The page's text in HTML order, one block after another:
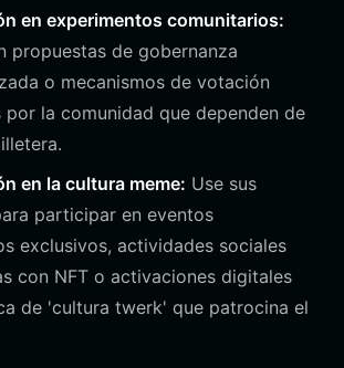
en experimentos comunitarios:
propuestas de gobernanza
o mecanismos de votación
por la comunidad que dependen de
en la cultura meme: Use sus
participar en eventos
exclusivos, actividades sociales
con NFT o activaciones digitales
de 'cultura twerk' que patrocina el